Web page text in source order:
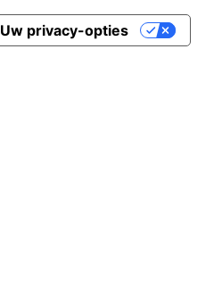
Uw privacy-opties